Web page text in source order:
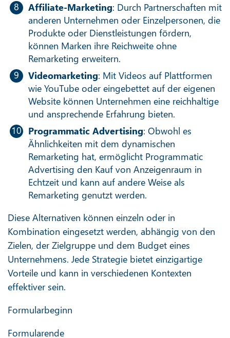
Affiliate-Marketing: Durch Partnerschaften mit
anderen Unternehmen oder Einzelpersonen, die
Produkte oder Dienstleistungen fördern,
können Marken ihre Reichweite ohne
Remarketing erweitern.
Videomarketing: Mit Videos auf Plattformen
wie YouTube oder eingebettet auf der eigenen
Website können Unternehmen eine reichhaltige
und ansprechende Erfahrung bieten.
Programmatic Advertising: Obwohl es
Ähnlichkeiten mit dem dynamischen
Remarketing hat, ermöglicht Programmatic
Advertising den Kauf von Anzeigenraum in
Echtzeit und kann auf andere Weise als
Remarketing genutzt werden.
Diese Alternativen können einzeln oder in
Kombination eingesetzt werden, abhängig von den
Zielen, der Zielgruppe und dem Budget eines
Unternehmens. Jede Strategie bietet einzigartige
Vorteile und kann in verschiedenen Kontexten
effektiver sein.
Formularbeginn
Formularende